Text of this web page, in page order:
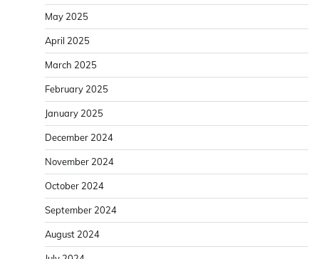
May 2025
April 2025
March 2025
February 2025
January 2025
December 2024
November 2024
October 2024
September 2024
August 2024